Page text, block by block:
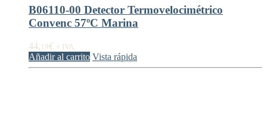
B06110-00 Detector Termovelocimétrico
Convenc 57ºC Marina
44, 19€ + IVA
Añadir al carrito Vista rápida